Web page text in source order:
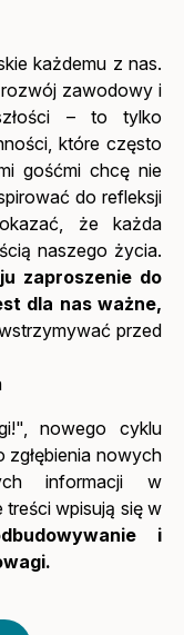
każdemu z nas.
zawodowy i
– to tylko
które często
gośćmi chcę nie
do refleksji
że każda
naszego życia.
zaproszenie do
dla nas ważne,
przed
nowego cyklu
nowych
informacji w
wpisują się w
i